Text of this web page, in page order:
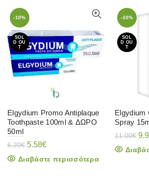
-10%
SOL
D OU
T
Elgydium Promo Antiplaque
Toothpaste 100ml & ΔΩΡΟ
50ml
6.20€ Original
was:
5.58€Η
τιμή
Διαβάστε περισσότερα
-10%
SOL
D OU
T
Elgydium
Spray
11.00€